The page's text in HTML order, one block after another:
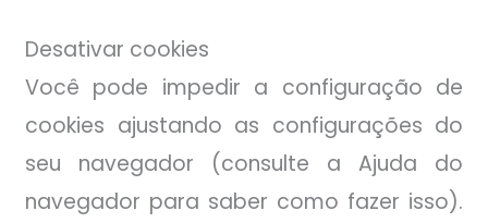
Desativar cookies
Você pode impedir a configuração de
cookies ajustando as configurações do
seu navegador (consulte a Ajuda do
navegador para saber como fazer isso).